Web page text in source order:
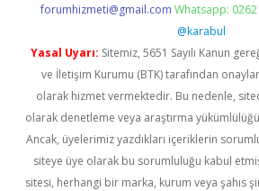
forumhizmeti@gmail.com Whatsapp:
@karabul
Yasal Uyarı: Sitemiz, 5651 Sayılı Kanun
ve İletişim Kurumu (BTK) tarafından
olarak hizmet vermektedir. Bu nedenle,
olarak denetleme veya araştırma
Ancak, üyelerimiz yazdıkları içeriklerin
siteye üye olarak bu sorumluluğu kabul
sitesi, herhangi bir marka, kurum veya şahıs